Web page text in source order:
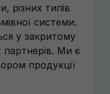
різних типів
системи.
у закритому
Ми є
продукції